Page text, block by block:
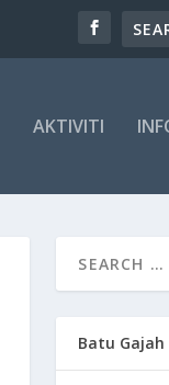
AKTIVITI
Batu Gajah